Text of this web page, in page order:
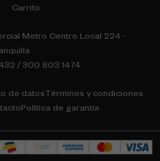
Carrito
Metro Centro Local 224 -
/ 300 803 1474
de datosTérminos y condiciones
Política de garantia